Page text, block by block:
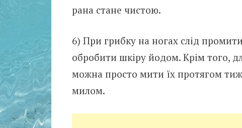
рaна стане чистою.
6) При грибку на ногах слід
обробити шкіру йодом. Крім того,
можна просто мити їх протягом
милом.